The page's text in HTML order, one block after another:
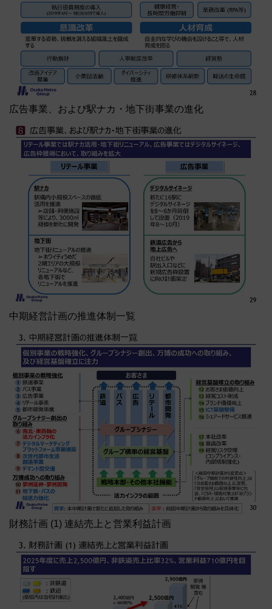
広告事業、および駅ナカ・地下街事業の進化
中期経営計画の推進体制一覧
財務計画 (1) 連結売上と営業利益計画